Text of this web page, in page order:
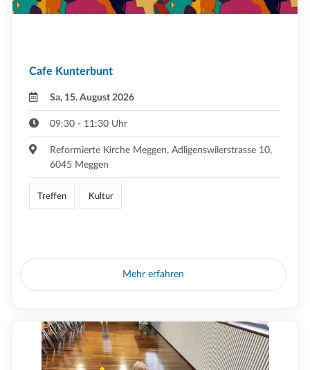
Cafe Kunterbunt
Sa, 15. August 2026
09:30 - 11:30 Uhr
Reformierte Kirche Meggen, Adligenswilerstrasse 10,
6045 Meggen
Treffen Kultur
Mehr erfahren